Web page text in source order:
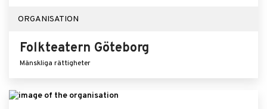
ORGANISATION
Folkteatern Göteborg
Mänskliga rättigheter